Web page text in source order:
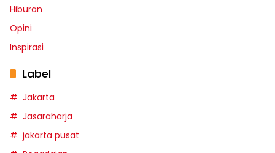
Hiburan
Opini
Inspirasi
Label
Jakarta
Jasaraharja
jakarta pusat